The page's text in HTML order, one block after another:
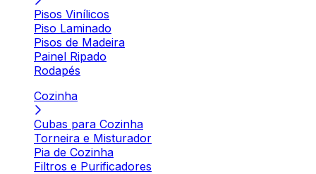
Pisos Vinílicos
Piso Laminado
Pisos de Madeira
Painel Ripado
Rodapés
Cozinha
Cubas para Cozinha
Torneira e Misturador
Pia de Cozinha
Filtros e Purificadores